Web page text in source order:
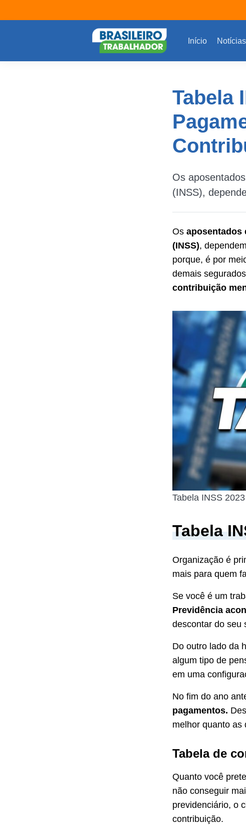
Início Notícias
Tabela
Os
(INSS),
Os aposentados
(INSS),
porque, é por
demais
contribuição
Tabela INSS 2023
Tabela
Organização é
mais para quem
Se você é um
Previdência
descontar do seu
Do outro lado da
algum tipo de
em uma
No fim do ano
pagamentos.
melhor quanto as
Tabela de
Quanto você
não conseguir
previdenciário, o
contribuição.